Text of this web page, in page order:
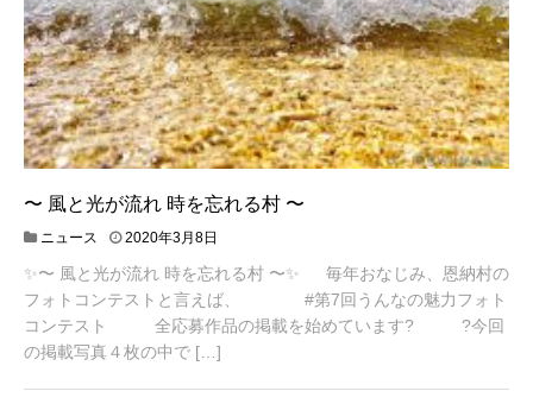
〜 風と光が流れ 時を忘れる村 〜
ニュース 2020年3月8日
2
0
年
3
月
✨〜 風と光が流れ 時を忘れる村 〜✨ 毎年おなじみ、恩納村の
フォトコンテストと言えば、 #第7回うんなの魅力フォト
コンテスト 全応募作品の掲載を始めています? ?今回
の掲載写真４枚の中で […]